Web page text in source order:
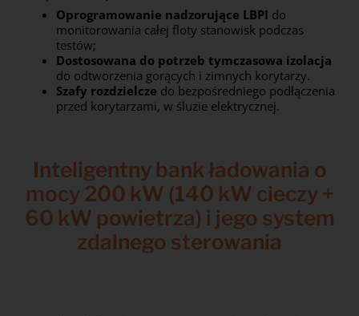
Oprogramowanie nadzorujące LBPI do
monitorowania całej floty stanowisk podczas
testów;
Dostosowana do potrzeb tymczasowa izolacja
do odtworzenia gorących i zimnych korytarzy.
Szafy rozdzielcze do bezpośredniego podłączenia
przed korytarzami, w śluzie elektrycznej.
Inteligentny bank ładowania o
mocy 200 kW (140 kW cieczy +
60 kW powietrza) i jego system
zdalnego sterowania